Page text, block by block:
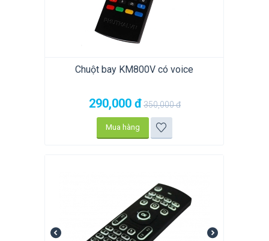
Chuột bay KM800V có voice
290,000 đ350,000đ
Mua hàng